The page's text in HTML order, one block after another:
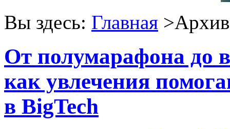
Вы здесь: Главная >Архив
От полумарафона до
как увлечения
в BigTech